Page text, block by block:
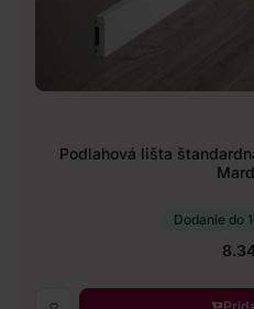
Podlahová lišta
Dodanie do